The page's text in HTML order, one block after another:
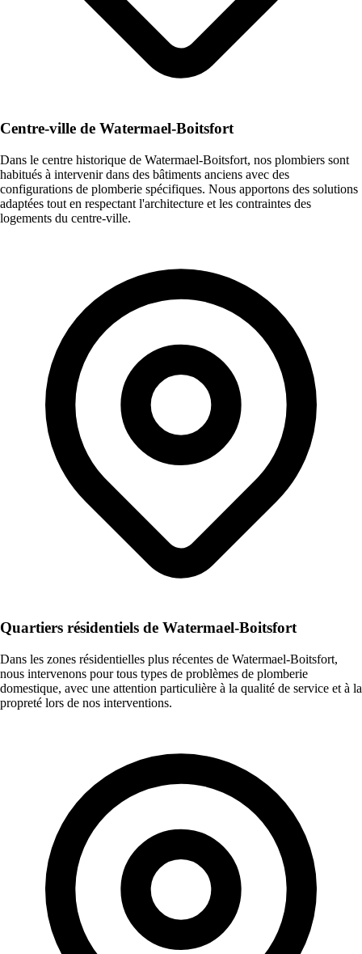
Centre-ville de Watermael-Boitsfort
Dans le centre historique de Watermael-Boitsfort, nos plombiers sont
habitués à intervenir dans des bâtiments anciens avec des
configurations de plomberie spécifiques. Nous apportons des solutions
adaptées tout en respectant l'architecture et les contraintes des
logements du centre-ville.
Quartiers résidentiels de Watermael-Boitsfort
Dans les zones résidentielles plus récentes de Watermael-Boitsfort,
nous intervenons pour tous types de problèmes de plomberie
domestique, avec une attention particulière à la qualité de service et à la
propreté lors de nos interventions.